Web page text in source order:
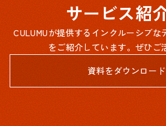
サービス紹
CULUMUが提供するインクルーシブな
をご紹介しています。ぜひご
資料をダウンロー